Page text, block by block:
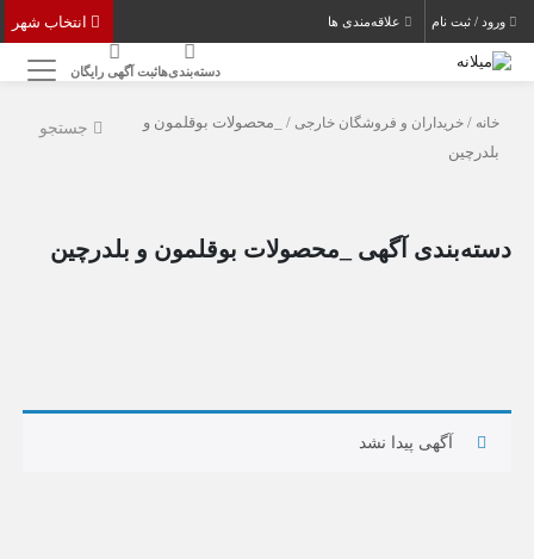
ورود / ثبت نام علاقه‌مندی ها
دسته‌بندی‌هاثبت آگهی رایگان
جستجو خانه /خریداران و فروشگان خارجی / _محصولات بوقلمون و
بلدرچین
دسته‌بندی آگهی _محصولات بوقلمون و بلدرچین
آگهی پیدا نشد